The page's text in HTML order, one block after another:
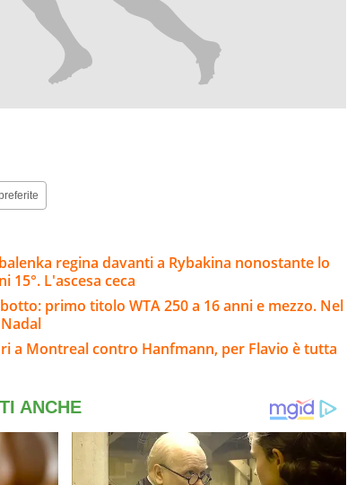
regina davanti a Rybakina nonostante lo
15°. L'ascesa ceca
primo titolo WTA 250 a 16 anni e mezzo. Nel
a Montreal contro Hanfmann, per Flavio è tutta